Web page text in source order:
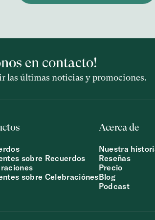
en contacto!
las últimas noticias y promociones.
sobre Recuerdos
sobre Celebraciónes
Acerca de
Nuestra
Reseñas
Precio
Blog
Podcast